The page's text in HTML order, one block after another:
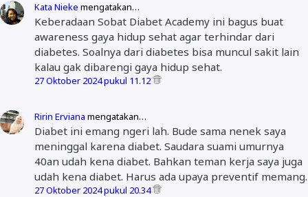
Kata Nieke mengatakan…
Keberadaan Sobat Diabet Academy ini bagus buat
awareness gaya hidup sehat agar terhindar dari
diabetes. Soalnya dari diabetes bisa muncul sakit lain
kalau gak dibarengi gaya hidup sehat.
27 Oktober 2024 pukul 11.12
Ririn Erviana mengatakan…
Diabet ini emang ngeri lah. Bude sama nenek saya
meninggal karena diabet. Saudara suami umurnya
40an udah kena diabet. Bahkan teman kerja saya juga
udah kena diabet. Harus ada upaya preventif memang.
27 Oktober 2024 pukul 20.34